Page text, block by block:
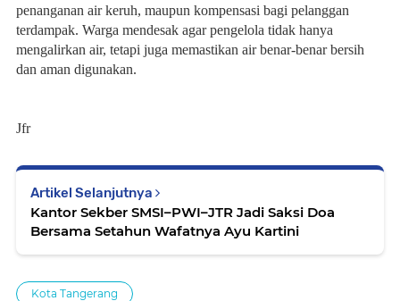
penanganan air keruh, maupun kompensasi bagi pelanggan
terdampak. Warga mendesak agar pengelola tidak hanya
mengalirkan air, tetapi juga memastikan air benar-benar bersih
dan aman digunakan.
Jfr
Artikel Selanjutnya
Kantor Sekber SMSI–PWI–JTR Jadi Saksi Doa
Bersama Setahun Wafatnya Ayu Kartini
Kota Tangerang